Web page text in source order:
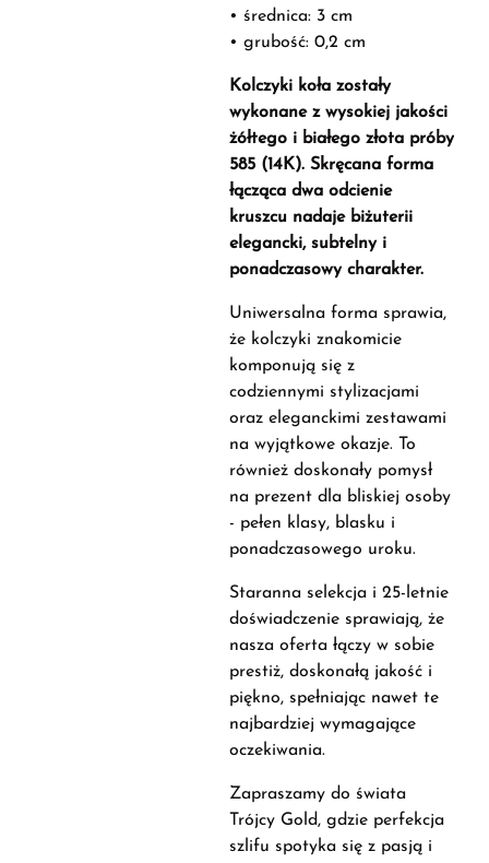
• średnica: 3 cm
• grubość: 0,2 cm
Kolczyki koła zostały
wykonane z wysokiej jakości
żółtego i białego złota próby
585 (14K). Skręcana forma
łącząca dwa odcienie
kruszcu nadaje biżuterii
elegancki, subtelny i
ponadczasowy charakter.
Uniwersalna forma sprawia,
że kolczyki znakomicie
komponują się z
codziennymi stylizacjami
oraz eleganckimi zestawami
na wyjątkowe okazje. To
również doskonały pomysł
na prezent dla bliskiej osoby
- pełen klasy, blasku i
ponadczasowego uroku.
Staranna selekcja i 25-letnie
doświadczenie sprawiają, że
nasza oferta łączy w sobie
prestiż, doskonałą jakość i
piękno, spełniając nawet te
najbardziej wymagające
oczekiwania.
Zapraszamy do świata
Trójcy Gold, gdzie perfekcja
szlifu spotyka się z pasją i